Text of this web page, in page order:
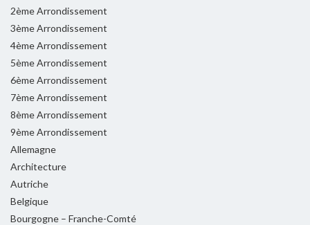
2ème Arrondissement
3ème Arrondissement
4ème Arrondissement
5ème Arrondissement
6ème Arrondissement
7ème Arrondissement
8ème Arrondissement
9ème Arrondissement
Allemagne
Architecture
Autriche
Belgique
Bourgogne – Franche-Comté